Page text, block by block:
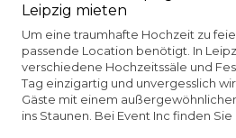
Leipzig mieten
Um eine traumhafte Hochzeit zu
passende Location benötigt. In
verschiedene Hochzeitssäle und
Tag einzigartig und unvergesslich
Gäste mit einem
ins Staunen. Bei Event Inc finden